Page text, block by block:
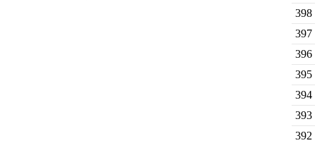
398
397
396
395
394
393
392